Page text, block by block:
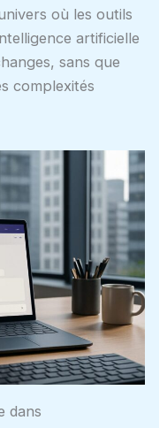
où les outils
artificielle
sans que
complexités
dans